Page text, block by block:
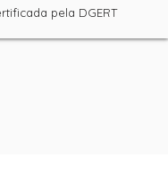
pela DGERT